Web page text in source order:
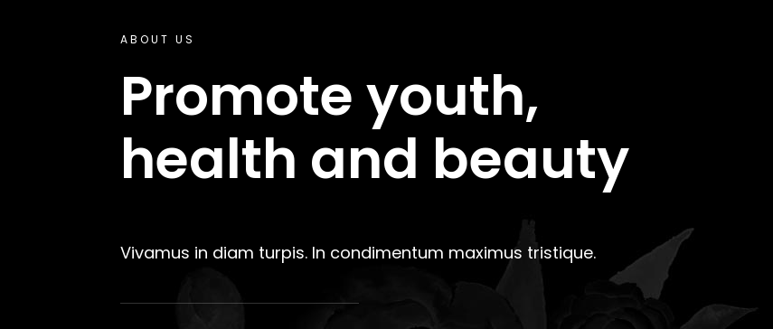
ABOUT US
Promote youth,
health and beauty
Vivamus in diam turpis. In condimentum maximus tristique.